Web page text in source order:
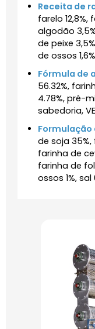
Receita de
farelo 12,8%,
algodão
de peixe
de ossos
Fórmula de
56.32%,
4.78%, pré-
sabedoria,
Formulação
de soja 35%,
farinha de
farinha de
ossos 1%, sal